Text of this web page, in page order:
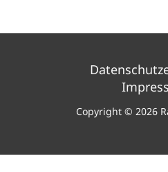
Copyright © 2026